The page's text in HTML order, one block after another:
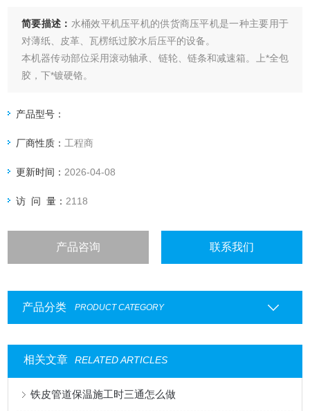
简要描述： 水桶效平机压平机的供货商压平机是一种主要用于
对薄纸、皮革、瓦楞纸过胶水后压平的设备。
本机器传动部位采用滚动轴承、链轮、链条和减速箱。上*全包
胶，下*镀硬铬。
产品型号：
厂商性质： 工程商
更新时间： 2026-04-08
访 问 量： 2118
产品咨询 联系我们
产品分类 PRODUCT CATEGORY
相关文章 RELATED ARTICLES
铁皮管道保温施工时三通怎么做